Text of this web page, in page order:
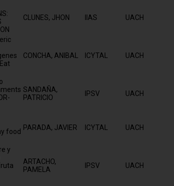
CLUNES, JHON IIAS UACH
CONCHA, ANIBAL ICYTAL UACH
SANDAÑA,
PATRICIO
IPSV UACH
food PARADA, JAVIER ICYTAL UACH
y
ARTACHO,
PAMELA
IPSV UACH